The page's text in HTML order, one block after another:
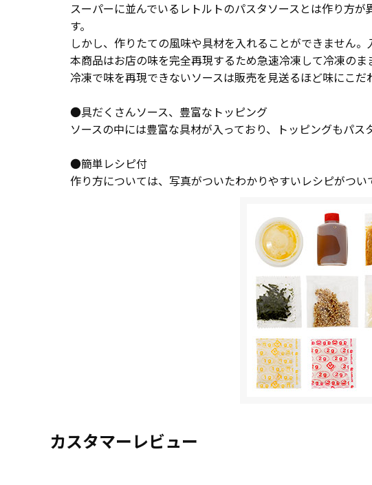
スーパーに並んでいるレトルトのパスタソースとは作り方
す。
しかし、作りたての風味や具材を入れることができません。
本商品はお店の味を完全再現するため急速冷凍して冷凍のま
冷凍で味を再現できないソースは販売を見送るほど味にこだ
●具だくさんソース、豊富なトッピング
ソースの中には豊富な具材が入っており、トッピングもパ
●簡単レシピ付
作り方については、写真がついたわかりやすいレシピがつ
カスタマーレビュー